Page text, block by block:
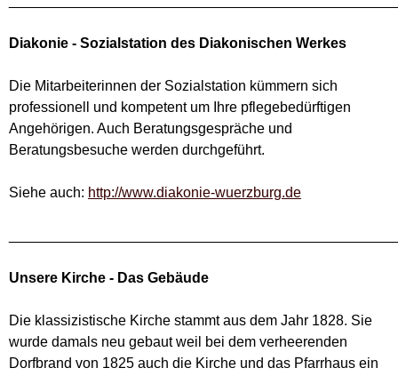
Diakonie - Sozialstation des Diakonischen Werkes
Die Mitarbeiterinnen der Sozialstation kümmern sich
professionell und kompetent um Ihre pflegebedürftigen
Angehörigen. Auch Beratungsgespräche und
Beratungsbesuche werden durchgeführt.
Siehe auch: http://www.diakonie-wuerzburg.de
Unsere Kirche - Das Gebäude
Die klassizistische Kirche stammt aus dem Jahr 1828. Sie
wurde damals neu gebaut weil bei dem verheerenden
Dorfbrand von 1825 auch die Kirche und das Pfarrhaus ein